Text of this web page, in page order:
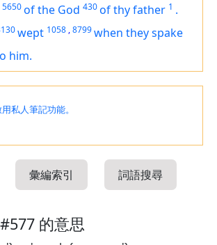
5650of the God 430of thy father 1 .
wept 1058 ,8799when they spake
him.
私人筆記功能。
彙編索引 詞語搜尋
的意思